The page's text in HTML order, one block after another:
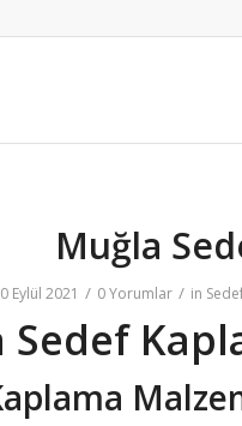
Muğla
Eylül 2021 / 0 Yorumlar / in
Sedef